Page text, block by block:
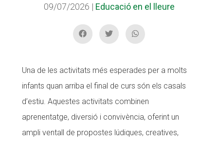
09/07/2026 | Educació en el lleure
Una de les activitats més esperades per a molts
infants quan arriba el final de curs són els casals
d’estiu. Aquestes activitats combinen
aprenentatge, diversió i convivència, oferint un
ampli ventall de propostes lúdiques, creatives,
SUPORT TERCER SECTOR